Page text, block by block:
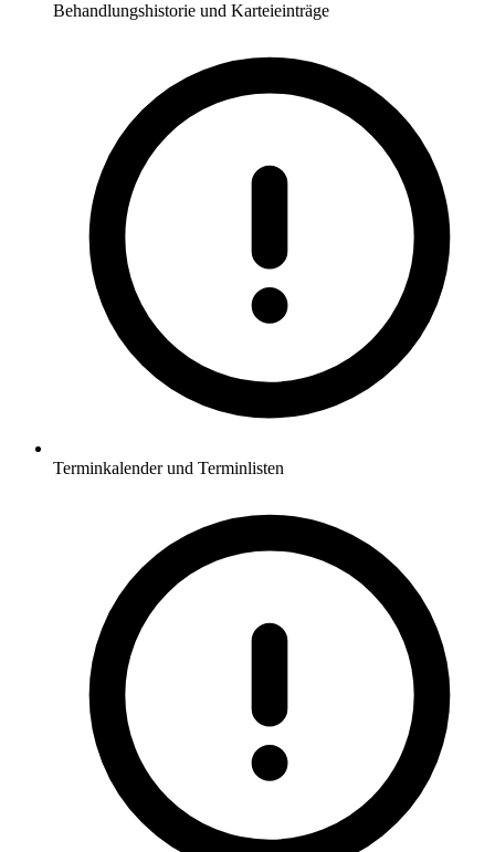
Behandlungshistorie und Karteieinträge
Terminkalender und Terminlisten